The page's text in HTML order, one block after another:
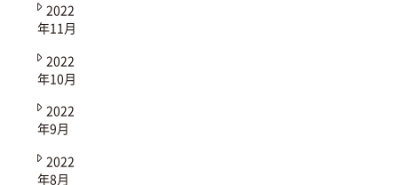
2022
年11月
2022
年10月
2022
年9月
2022
年8月